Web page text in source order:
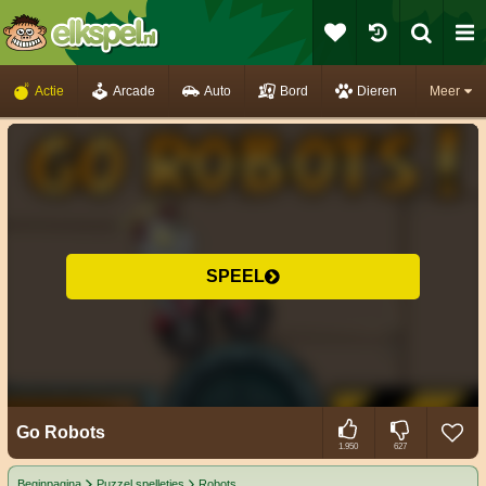
Meer
Actie Arcade Auto Bord Dieren
SPEEL
Go Robots
1.950 627